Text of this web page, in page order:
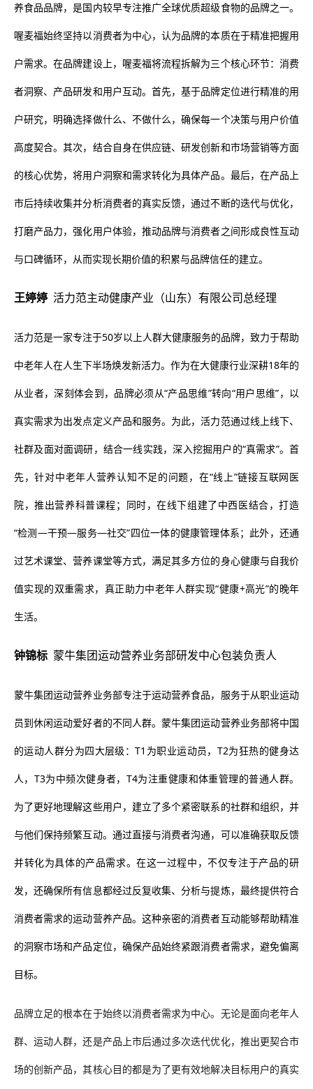
养食品品牌，是国内较早专注推广全球优质超级食物的品牌之一。
喔麦福始终坚持以消费者为中心，认为品牌的本质在于精准把握用
户需求。在品牌建设上，喔麦福将流程拆解为三个核心环节：消费
者洞察、产品研发和用户互动。首先，基于品牌定位进行精准的用
户研究，明确选择做什么、不做什么，确保每一个决策与用户价值
高度契合。其次，结合自身在供应链、研发创新和市场营销等方面
的核心优势，将用户洞察和需求转化为具体产品。最后，在产品上
市后持续收集并分析消费者的真实反馈，通过不断的迭代与优化，
打磨产品力，强化用户体验，推动品牌与消费者之间形成良性互动
与口碑循环，从而实现长期价值的积累与品牌信任的建立。
王婷婷 活力范主动健康产业（山东）有限公司总经理
活力范是一家专注于50岁以上人群大健康服务的品牌，致力于帮助
中老年人在人生下半场焕发新活力。作为在大健康行业深耕18年的
从业者，深刻体会到，品牌必须从“产品思维”转向“用户思维”，以
真实需求为出发点定义产品和服务。为此，活力范通过线上线下、
社群及面对面调研，结合一线实践，深入挖掘用户的“真需求”。首
先，针对中老年人营养认知不足的问题，在“线上”链接互联网医
院，推出营养科普课程；同时，在线下组建了中西医结合，打造
“检测—干预—服务—社交”四位一体的健康管理体系；此外，还通
过艺术课堂、营养课堂等方式，满足其多方位的身心健康与自我价
值实现的双重需求，真正助力中老年人群实现“健康+高光”的晚年
生活。
钟锦标 蒙牛集团运动营养业务部研发中心包装负责人
蒙牛集团运动营养业务部专注于运动营养食品，服务于从职业运动
员到休闲运动爱好者的不同人群。蒙牛集团运动营养业务部将中国
的运动人群分为四大层级：T1为职业运动员，T2为狂热的健身达
人，T3为中频次健身者，T4为注重健康和体重管理的普通人群。
为了更好地理解这些用户，建立了多个紧密联系的社群和组织，并
与他们保持频繁互动。通过直接与消费者沟通，可以准确获取反馈
并转化为具体的产品需求。在这一过程中，不仅专注于产品的研
发，还确保所有信息都经过反复收集、分析与提炼，最终提供符合
消费者需求的运动营养产品。这种亲密的消费者互动能够帮助精准
的洞察市场和产品定位，确保产品始终紧跟消费者需求，避免偏离
目标。
品牌立足的根本在于始终以消费者需求为中心。无论是面向老年人
群、运动人群，还是产品上市后通过多次迭代优化，推出更契合市
场的创新产品，其核心目的都是为了更有效地解决目标用户的真实